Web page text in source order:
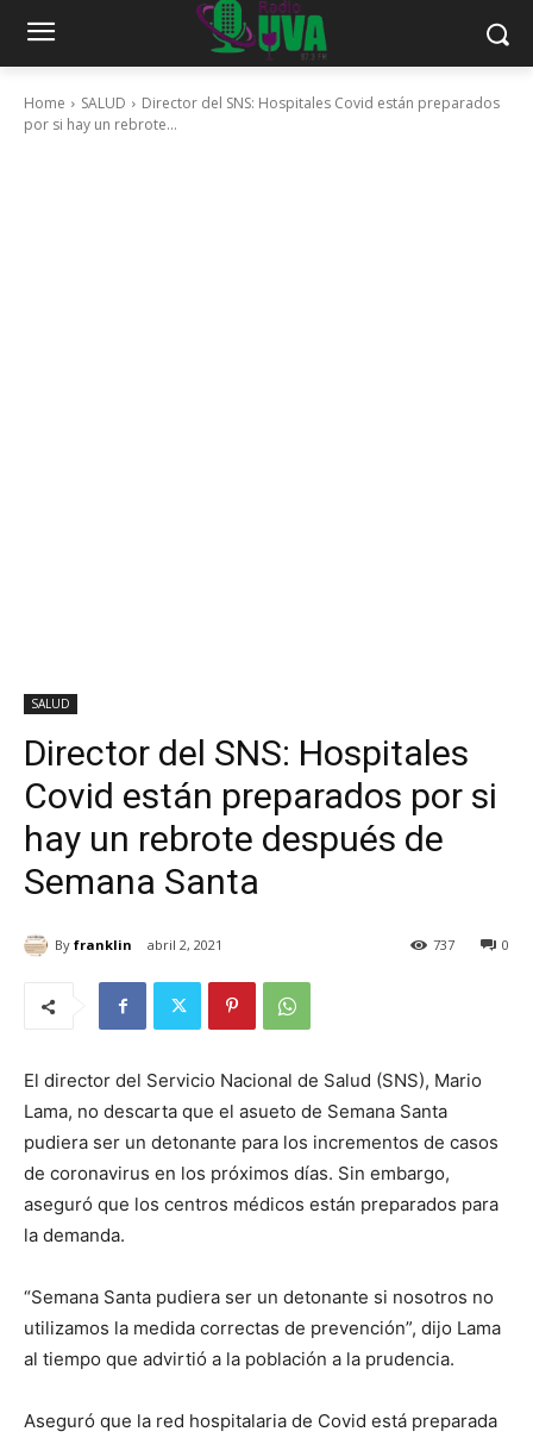
Home SALUD
Director del SNS: Hospitales Covid están preparados
por si hay un rebrote...
SALUD
Director del SNS: Hospitales
Covid están preparados por si
hay un rebrote después de
Semana Santa
By franklin abril 2, 2021 0
737
El director del Servicio Nacional de Salud (SNS), Mario
Lama, no descarta que el asueto de Semana Santa
pudiera ser un detonante para los incrementos de casos
de coronavirus en los próximos días. Sin embargo,
aseguró que los centros médicos están preparados para
la demanda.
“Semana Santa pudiera ser un detonante si nosotros no
utilizamos la medida correctas de prevención”, dijo Lama
al tiempo que advirtió a la población a la prudencia.
Aseguró que la red hospitalaria de Covid está preparada